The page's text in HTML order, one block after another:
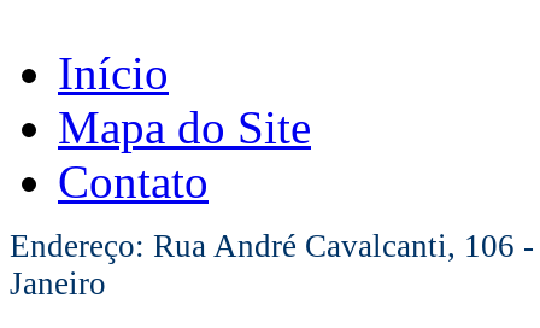
Início
Mapa do Site
Contato
Endereço: Rua André Cavalcanti, 106
Janeiro